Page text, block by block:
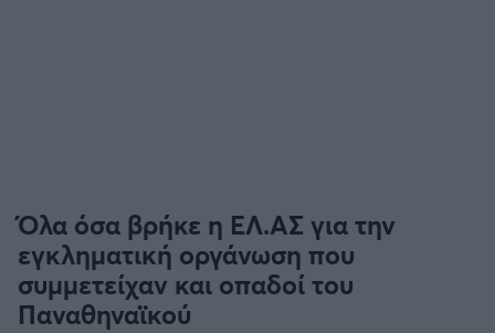
Όλα όσα βρήκε η ΕΛ.ΑΣ για την
εγκληματική οργάνωση που
συμμετείχαν και οπαδοί του
Παναθηναϊκού